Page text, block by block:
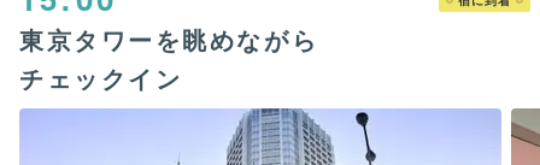
東京タワーを眺めながら
チェックイン